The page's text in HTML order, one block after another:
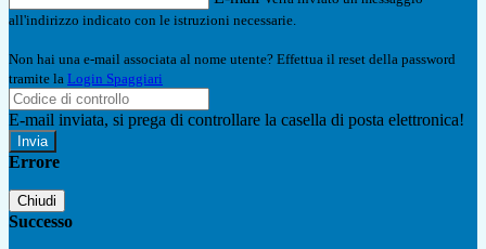
all'indirizzo indicato con le istruzioni necessarie.
Non hai una e-mail associata al nome utente? Effettua il reset della password
tramite la Login Spaggiari
E-mail inviata, si prega di controllare la casella di posta elettronica!
Errore
Chiudi
Successo